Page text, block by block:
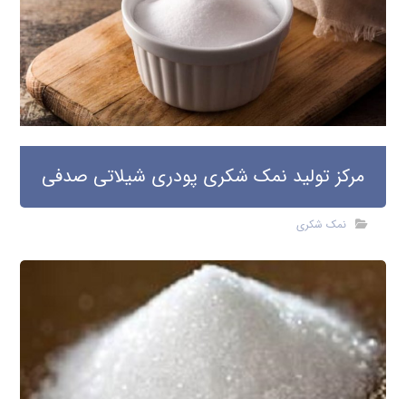
مرکز تولید نمک شکری پودری شیلاتی صدفی
نمک شکری